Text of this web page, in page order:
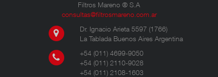
Filtros Mareno ® S.A
consultas@filtrosmareno.com.ar
Dr. Ignacio Arieta 5597 (1766)
La Tablada Buenos Aires Argentina
+54 (011) 4699-9050
+54 (011) 2110-9028
+54 (011) 2108-1603